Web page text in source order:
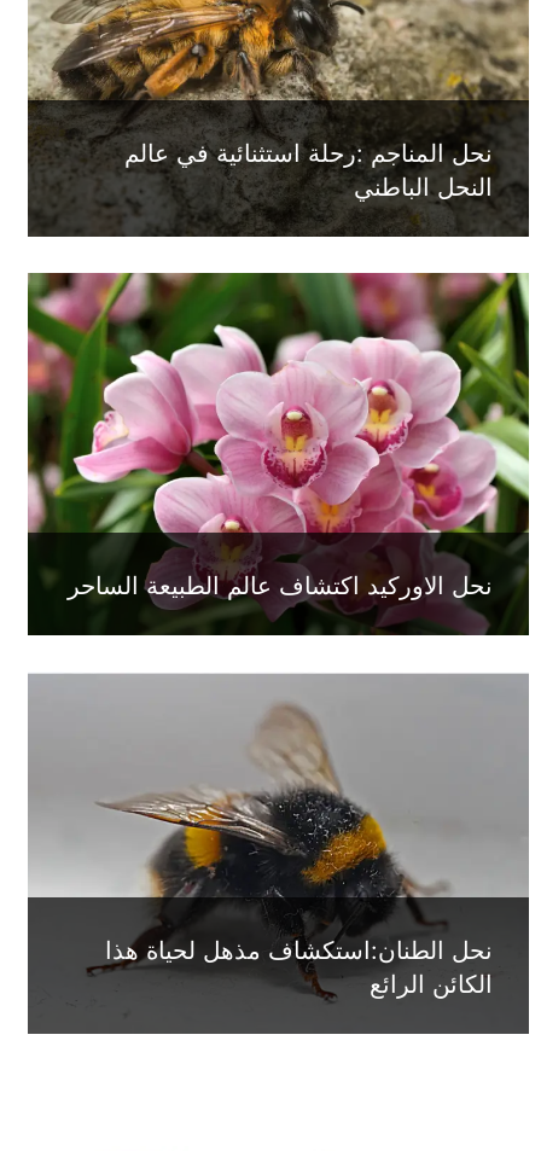
نحل المناجم :رحلة استثنائية في عالم
النحل الباطني
نحل الاوركيد اكتشاف عالم الطبيعة الساحر
نحل الطنان:استكشاف مذهل لحياة هذا
الكائن الرائع